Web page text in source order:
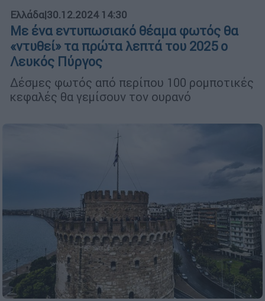
Ελλάδα|30.12.2024 14:30
Με ένα εντυπωσιακό θέαμα φωτός θα
«ντυθεί» τα πρώτα λεπτά του 2025 ο
Λευκός Πύργος
Δέσμες φωτός από περίπου 100 ρομποτικές
κεφαλές θα γεμίσουν τον ουρανό